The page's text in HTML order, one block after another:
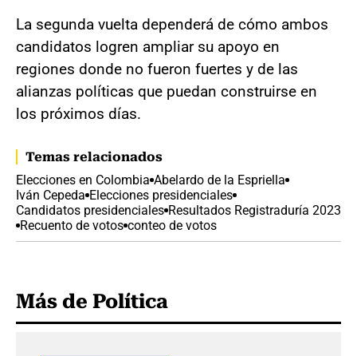
La segunda vuelta dependerá de cómo ambos
candidatos logren ampliar su apoyo en
regiones donde no fueron fuertes y de las
alianzas políticas que puedan construirse en
los próximos días.
Temas relacionados
Elecciones en Colombia Abelardo de la Espriella
Iván Cepeda Elecciones presidenciales
Candidatos presidenciales Resultados Registraduría 2023
Recuento de votos conteo de votos
Más de Política